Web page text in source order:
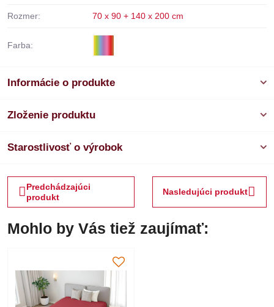
Rozmer: 70 x 90 + 140 x 200 cm
Farba:
Informácie o produkte
Zloženie produktu
Starostlivosť o výrobok
Predchádzajúci
produkt
Nasledujúci produkt
Mohlo by Vás tiež zaujímať: